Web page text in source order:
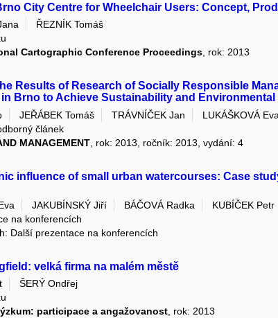
City Centre for Wheelchair Users: Concept,
ŘEZNÍK Tomáš
Cartographic Conference Proceedings, rok: 2013
Results of Research of Socially Responsible
in Brno to Achieve Sustainability and
JEŘÁBEK Tomáš TRÁVNÍČEK Jan
LUKÁŠKOVÁ Eva
článek
MANAGEMENT , rok: 2013, ročník: 2013, vydání: 4
influence of small urban watercourses: Case
JAKUBÍNSKÝ Jiří BÁČOVÁ Radka KUBÍČEK Petr
na konferencích
Další prezentace na konferencích
velká firma na malém městě
ŠERÝ Ondřej
participace a angažovanost , rok: 2013